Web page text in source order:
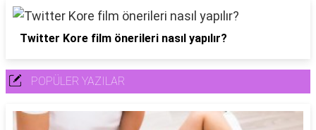
Twitter Kore film önerileri nasıl yapılır?
POPÜLER YAZILAR